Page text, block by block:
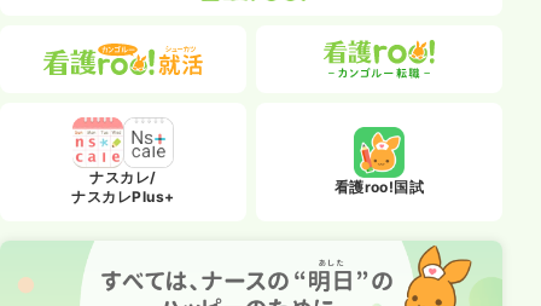
ナスカレ/
ナスカレPlus+
看護roo!国試